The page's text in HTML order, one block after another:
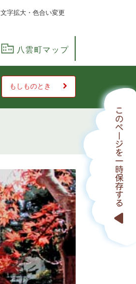
文字拡大・色合い変更
八雲町マップ
もしものとき